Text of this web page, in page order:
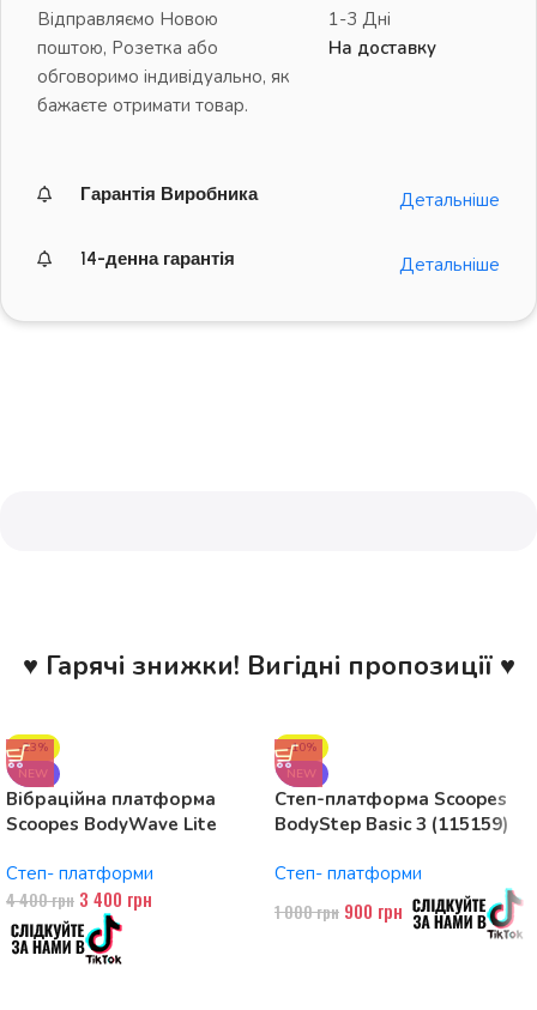
Відправляємо Новою
поштою, Розетка або
обговоримо індивідуально, як
бажаєте отримати товар.
1-3 Дні
На доставку
Гарантія Виробника Детальніше
14-денна гарантія Детальніше
♥ Гарячі знижки! Вигідні пропозиції ♥
-23%
NEW
Вібраційна платформа
Scoopes BodyWave Lite
Степ- платформи
4 400грн 3 400 грн
-10%
NEW
Степ-платформа Scoopes
BodyStep Basic 3 (115159)
рівні
Степ- платформи
1 000грн 900 грн